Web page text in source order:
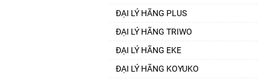
ĐẠI LÝ HÃNG PLUS
ĐẠI LÝ HÃNG TRIWO
ĐẠI LÝ HÃNG EKE
ĐẠI LÝ HÃNG KOYUKO